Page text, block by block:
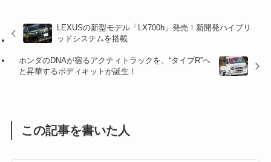
(47)
(16)
LEXUSの新型モデル「LX700h」発売！新開発ハイブリ
ッドシステムを搭載
ホンダのDNAが宿るアクティトラックを、“タイプR”へ
と昇華するボディキットが誕生！
この記事を書いた人